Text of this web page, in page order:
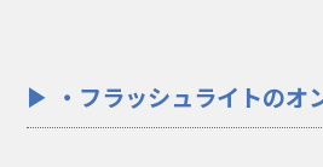
・フラッシュライトのオ